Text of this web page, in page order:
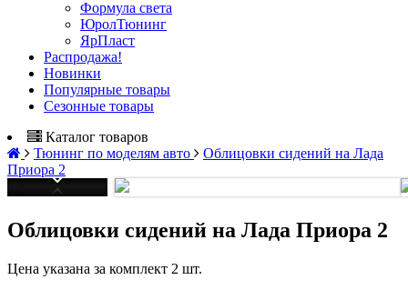
Формула света
ЮролТюнинг
ЯрПласт
Распродажа!
Новинки
Популярные товары
Сезонные товары
Каталог товаров
Тюнинг по моделям авто
Облицовки сидений на Лада
Приора 2
Облицовки сидений на Лада Приора 2
Цена указана за комплект 2 шт.